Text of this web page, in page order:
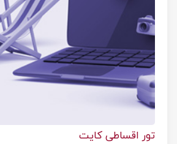
تور اقساطی کایت